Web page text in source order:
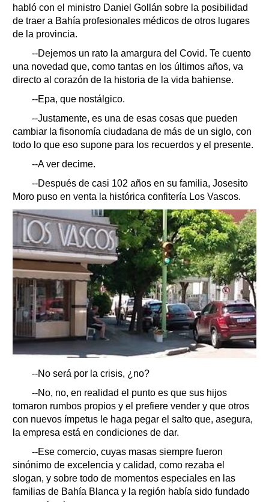
habló con el ministro Daniel Gollán sobre la posibilidad
de traer a Bahía profesionales médicos de otros lugares
de la provincia.
--Dejemos un rato la amargura del Covid. Te cuento
una novedad que, como tantas en los últimos años, va
directo al corazón de la historia de la vida bahiense.
--Epa, que nostálgico.
--Justamente, es una de esas cosas que pueden
cambiar la fisonomía ciudadana de más de un siglo, con
todo lo que eso supone para los recuerdos y el presente.
--A ver decime.
--Después de casi 102 años en su familia, Josesito
Moro puso en venta la histórica confitería Los Vascos.
--No será por la crisis, ¿no?
--No, no, en realidad el punto es que sus hijos
tomaron rumbos propios y el prefiere vender y que otros
con nuevos ímpetus le haga pegar el salto que, asegura,
la empresa está en condiciones de dar.
--Ese comercio, cuyas masas siempre fueron
sinónimo de excelencia y calidad, como rezaba el
slogan, y sobre todo de momentos especiales en las
familias de Bahía Blanca y la región había sido fundado